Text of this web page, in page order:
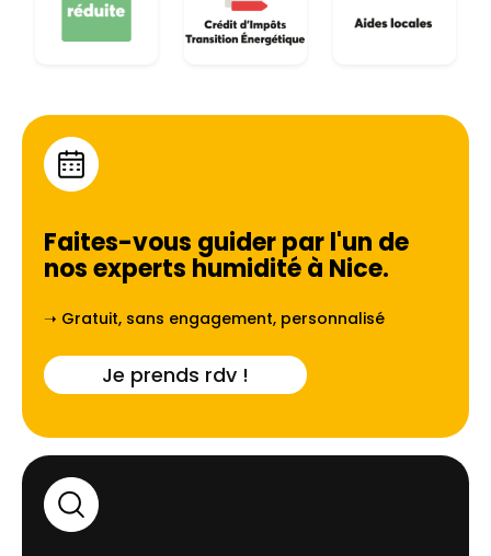
Faites-vous guider par l'un de
nos experts humidité à Nice.
➝ Gratuit, sans engagement, personnalisé
Je prends rdv !